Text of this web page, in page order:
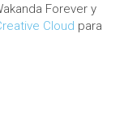
Forever y
Cloud para